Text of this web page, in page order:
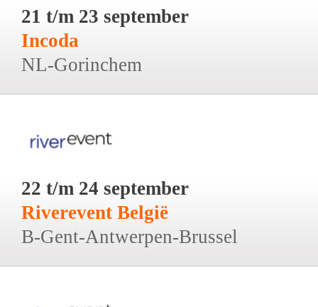
21 t/m 23 september
Incoda
NL-Gorinchem
22 t/m 24 september
Riverevent België
B-Gent-Antwerpen-Brussel